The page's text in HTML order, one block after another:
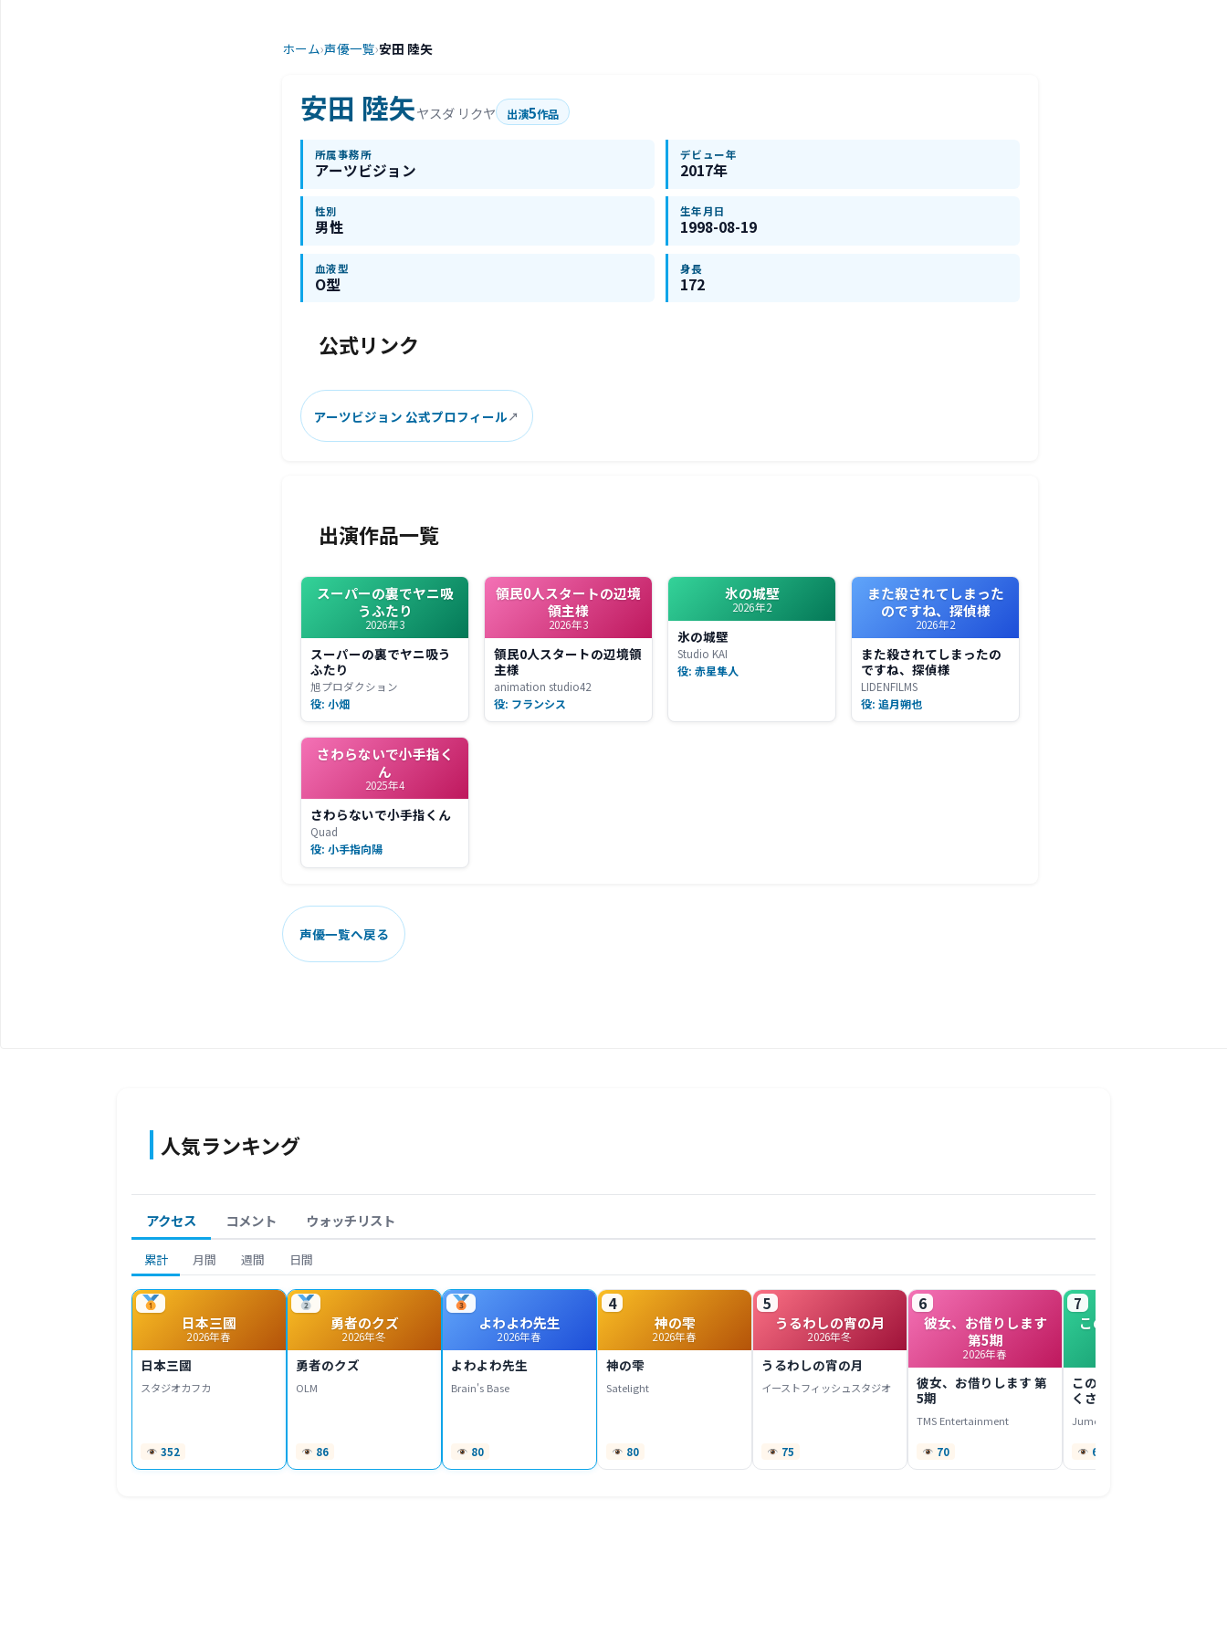
ホーム›声優一覧›安田 陸矢
安田 陸矢ヤスダ リクヤ 出演5作品
所属事務所
アーツビジョン
デビュー年
2017年
性別
男性
生年月日
1998-08-19
血液型
O型
身長
172
公式リンク
アーツビジョン 公式プロフィール
出演作品一覧
スーパーの裏でヤニ吸
うふたり
2026年3
スーパーの裏でヤニ吸う
ふたり
旭プロダクション
役: 小畑
領民0人スタートの辺境
領主様
2026年3
領民0人スタートの辺境領
主様
animation studio42
役: フランシス
氷の城壁
2026年2
氷の城壁
Studio KAI
役: 赤星隼人
また殺されてしまった
のですね、探偵様
2026年2
また殺されてしまったの
ですね、探偵様
LIDENFILMS
役: 追月朔也
さわらないで小手指く
ん
2025年4
さわらないで小手指くん
Quad
役: 小手指向陽
声優一覧へ戻る
人気ランキング
アクセス コメント ウォッチリスト
累計 月間 週間 日間
日本三國
2026年春
日本三國
スタジオカフカ
352
勇者のクズ
2026年冬
勇者のクズ
OLM
86
よわよわ先生
2026年春
よわよわ先生
Brain's Base
80
4
神の雫
2026年春
神の雫
Satelight
80
5
うるわしの宵の月
2026年冬
うるわしの宵の月
イーストフィッシュスタジオ
75
6
彼女、お借りします
第5期
2026年春
彼女、お借りします 第
5期
TMS Entertainment
70
7
このヒーラー、めん
このヒーラー、めんど
くさい
Jumondou
67